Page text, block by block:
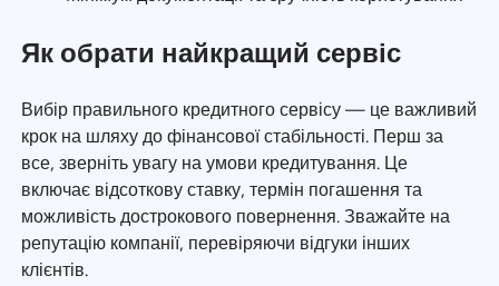
Як обрати найкращий сервіс
Вибір правильного кредитного сервісу — це важливий
крок на шляху до фінансової стабільності. Перш за
все, зверніть увагу на умови кредитування. Це
включає відсоткову ставку, термін погашення та
можливість дострокового повернення. Зважайте на
репутацію компанії, перевіряючи відгуки інших
клієнтів.